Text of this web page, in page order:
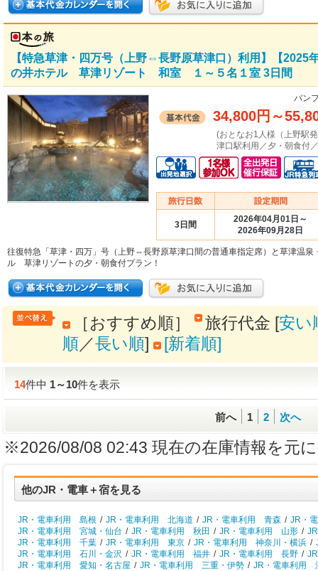
【特急草津・四万号（上野⇔長野原草津口）利用】【2025
の井ホテル 草津リゾート 和室 １～５名１室 3日間
パン
34,800円 ～
(おとなお1人様（上野駅
津口駅利用／夕・朝食付
3日間
2026年04月01日～
2026年09月28日
往復特急「草津・四万」号（上野⇔長野原草津口間の普通車指定席）と草津温泉
ル 草津リゾートの夕・朝食付プラン！
［おすすめ順］ 旅行代金 [安い
順／長い順] [新着順]
14件中1～10件を表示
前へ 1 2 次へ
※2026/08/08 02:43 現在の在庫情報を元
他のJR・電車＋宿を見る
JR・電車利用 島根 / JR・電車利用 北海道 / JR・電車利用 青森 / JR・
JR・電車利用 宮城・仙台 / JR・電車利用 秋田 / JR・電車利用 山形 /
JR・電車利用 千葉 / JR・電車利用 東京 / JR・電車利用 神奈川・横浜 /
JR・電車利用 石川・金沢 / JR・電車利用 福井 / JR・電車利用 長野 /
JR・電車利用 愛知・名古屋 / JR・電車利用 三重・伊勢 / JR・電車利用